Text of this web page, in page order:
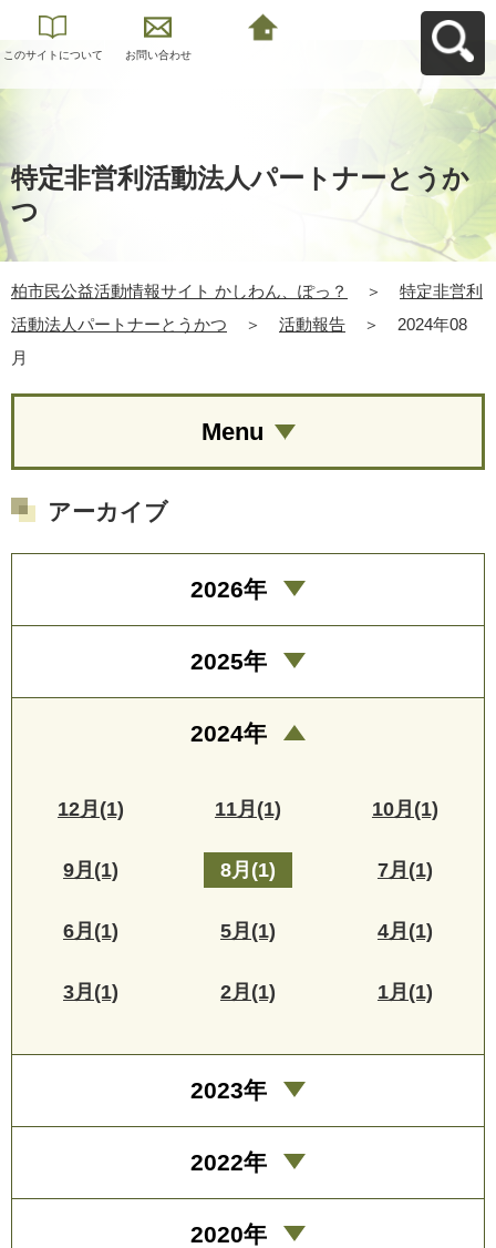
このサイトについて お問い合わせ
特定非営利活動法人パートナーとうか
つ
柏市民公益活動情報サイト かしわん、ぽっ？ ＞
特定非営利
活動法人パートナーとうかつ
＞ 活動報告 ＞
2024年08
月
Menu
アーカイブ
2026年
2025年
2024年
12月(1) 11月(1) 10月(1)
9月(1) 8月(1) 7月(1)
6月(1) 5月(1) 4月(1)
3月(1) 2月(1) 1月(1)
2023年
2022年
2020年